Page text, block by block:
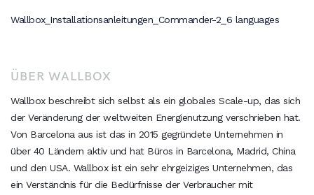
Wallbox_Installationsanleitungen_Commander-2_6 languages
ÜBER WALLBOX
Wallbox beschreibt sich selbst als ein globales Scale-up, das sich
der Veränderung der weltweiten Energienutzung verschrieben hat.
Von Barcelona aus ist das in 2015 gegründete Unternehmen in
über 40 Ländern aktiv und hat Büros in Barcelona, Madrid, China
und den USA. Wallbox ist ein sehr ehrgeiziges Unternehmen, das
ein Verständnis für die Bedürfnisse der Verbraucher mit